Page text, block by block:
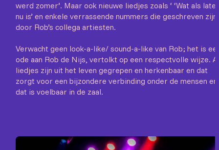
werd zomer’. Maar ook nieuwe liedjes zoals ‘ ‘Wat als later
nu is’ en enkele verrassende nummers die geschreven zijn
door Rob’s collega artiesten.
Verwacht geen look-a-like/ sound-a-like van Rob; het is
ode aan Rob de Nijs, vertolkt op een respectvolle wijze.
liedjes zijn uit het leven gegrepen en herkenbaar en dat
zorgt voor een bijzondere verbinding onder de mensen en
dat is voelbaar in de zaal.